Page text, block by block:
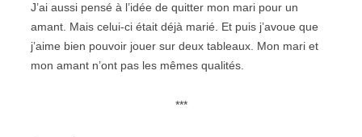
J’ai aussi pensé à l’idée de quitter mon mari pour un
amant. Mais celui-ci était déjà marié. Et puis j’avoue que
j’aime bien pouvoir jouer sur deux tableaux. Mon mari et
mon amant n’ont pas les mêmes qualités.
***